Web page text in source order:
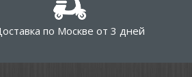
по Москве от 3 дней